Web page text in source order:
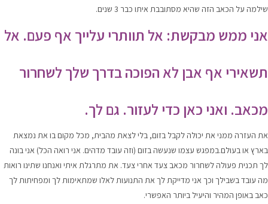
שילמה על הכאב הזה שהיא מסתובבת איתו כבר 3 שנים.
אני ממש מבקשת: אל תוותרי עלייך אף פעם. אל
תשאירי אף אבן לא הפוכה בדרך שלך לשחרור
מכאב. ואני כאן כדי לעזור. גם לך.
את העזרה ממני את יכולה לקבל בזום, בלי לצאת מהבית, מכל מקום בו את נמצאת
בארץ או בעולם.במפגש עצמו שנעשה בזום (וזה עובד מדהים. אני רואה הכל) אני בונה
לך תכנית פעולה לשחרור מכאב צעד אחרי צעד. את מתרגלת איתי ואנחנו שתינו רואות
מה עובד בשבילך וכך אני מדייקת לך את התנועות לאלו שמתאימות לך ומפחיתות לך
כאב באופן המהיר והיעיל ביותר האפשרי.